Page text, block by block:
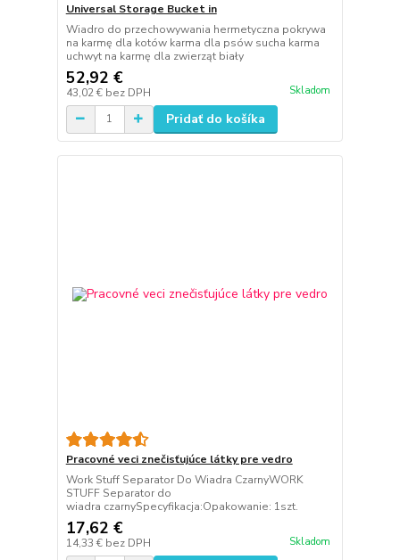
Universal Storage Bucket in
Wiadro do przechowywania hermetyczna pokrywa
na karmę dla kotów karma dla psów sucha karma
uchwyt na karmę dla zwierząt biały
52,92 €
43,02 € bez DPH Skladom
Pridať do košíka
Pracovné veci znečisťujúce látky pre vedro
Work Stuff Separator Do Wiadra CzarnyWORK
STUFF Separator do
wiadra czarnySpecyfikacja:Opakowanie: 1szt.
17,62 €
14,33 € bez DPH Skladom